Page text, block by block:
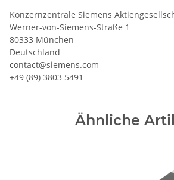
Konzernzentrale Siemens
Werner-von-Siemens-Straße 1
80333 München
Deutschland
contact@siemens.com
+49 (89) 3803 5491
Ähnliche